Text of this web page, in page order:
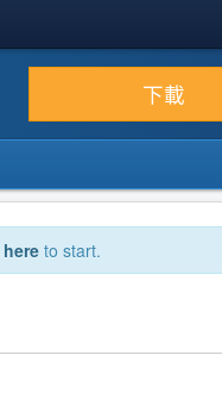
下載
here to start.